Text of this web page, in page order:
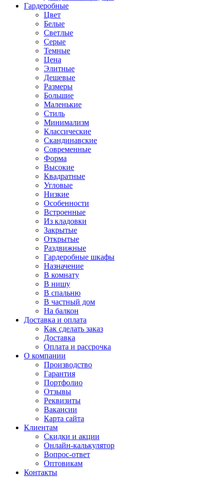
Гардеробные
Цвет
Белые
Светлые
Серые
Темные
Цена
Элитные
Дешевые
Размеры
Большие
Маленькие
Стиль
Минимализм
Классические
Скандинавские
Современные
Форма
Высокие
Квадратные
Угловые
Низкие
Особенности
Встроенные
Из кладовки
Закрытые
Открытые
Раздвижные
Гардеробные шкафы
Назначение
В комнату
В нишу
В спальню
В частный дом
На балкон
Доставка и оплата
Как сделать заказ
Доставка
Оплата и рассрочка
О компании
Производство
Гарантия
Портфолио
Отзывы
Реквизиты
Вакансии
Карта сайта
Клиентам
Скидки и акции
Онлайн-калькулятор
Вопрос-ответ
Оптовикам
Контакты